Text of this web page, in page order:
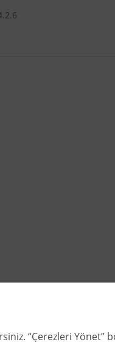
“Çerezleri